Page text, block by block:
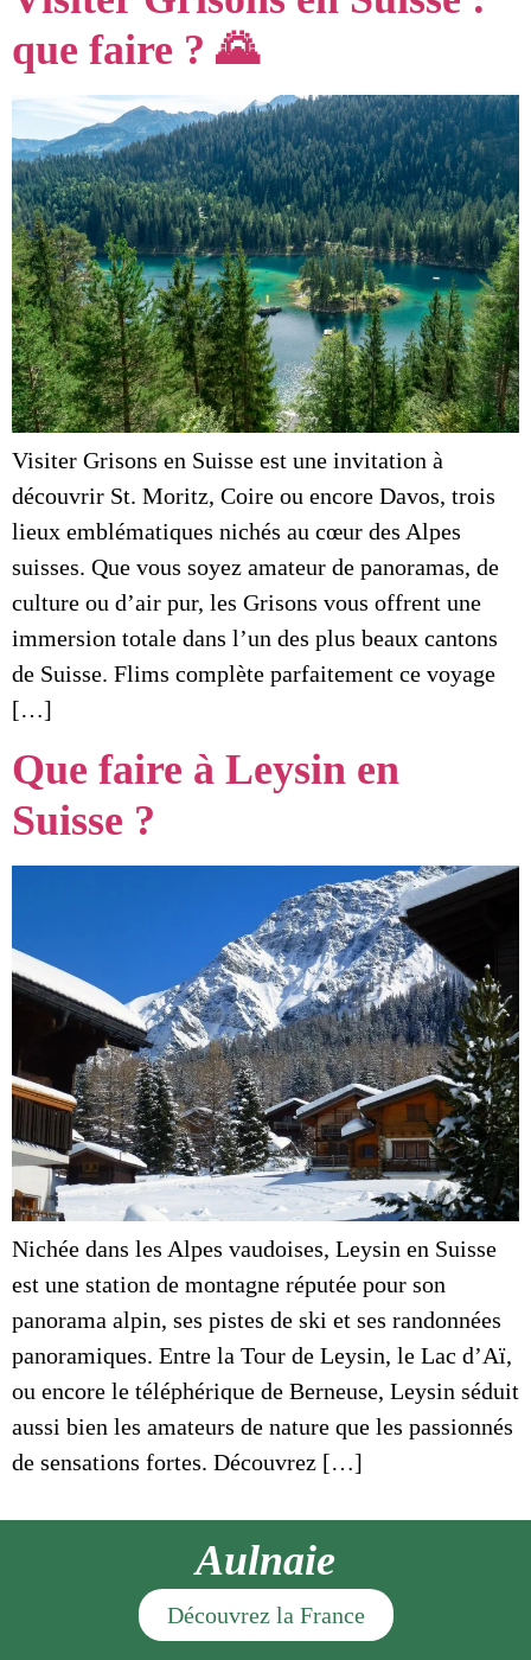
que faire ? 🌄
Visiter Grisons en Suisse est une invitation à
découvrir St. Moritz, Coire ou encore Davos, trois
lieux emblématiques nichés au cœur des Alpes
suisses. Que vous soyez amateur de panoramas, de
culture ou d’air pur, les Grisons vous offrent une
immersion totale dans l’un des plus beaux cantons
de Suisse. Flims complète parfaitement ce voyage
[…]
Que faire à Leysin en
Suisse ?
Nichée dans les Alpes vaudoises, Leysin en Suisse
est une station de montagne réputée pour son
panorama alpin, ses pistes de ski et ses randonnées
panoramiques. Entre la Tour de Leysin, le Lac d’Aï,
ou encore le téléphérique de Berneuse, Leysin séduit
aussi bien les amateurs de nature que les passionnés
de sensations fortes. Découvrez […]
Aulnaie
Découvrez la France